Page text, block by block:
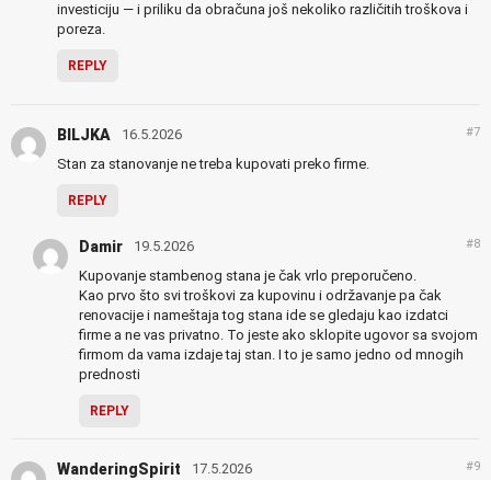
investiciju — i priliku da obračuna još nekoliko različitih troškova i
poreza.
REPLY
BILJKA 16.5.2026 #7
Stan za stanovanje ne treba kupovati preko firme.
REPLY
Damir 19.5.2026 #8
Kupovanje stambenog stana je čak vrlo preporučeno.
Kao prvo što svi troškovi za kupovinu i održavanje pa čak
renovacije i nameštaja tog stana ide se gledaju kao izdatci
firme a ne vas privatno. To jeste ako sklopite ugovor sa svojom
firmom da vama izdaje taj stan. I to je samo jedno od mnogih
prednosti
REPLY
WanderingSpirit 17.5.2026 #9